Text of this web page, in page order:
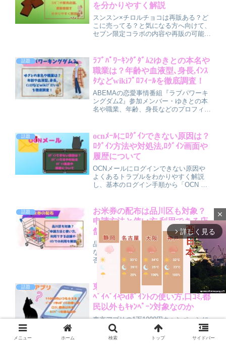
を分かりやすく解説
スンスン×チロルチョコは再販ある？ど
こに売ってる？と気になる方へ向けて、
セブン限定コラボの内容や再販の可能
れ時の探し方のコツや在庫チェック方法
もまとめています。
話題
ﾗﾌﾞﾊﾟﾜｰｷﾝｸﾞﾀﾞﾑ2ゆきとの本名や
職業は？年齢や血液型､身長,ｲﾝｽ
ﾀなどwikiﾌﾟﾛﾌｨｰﾙを徹底調査！
ABEMAの恋愛事情番組『ラブパワーキ
ングダム2』参加メンバー・ゆきとの本
名や職業、年齢、身長などのプロフィー
や番組情報からわかる範囲でわかりやす
くまとめています。
話題
ocnﾒｰﾙにﾛｸﾞｲﾝできない原因は？
ﾛｸﾞｲﾝ方法や対処法,ﾛｸﾞｲﾝ画面や
履歴について
OCNメールにログインできない原因や
よくあるトラブルをわかりやすく解説
し、基本のログイン手順から「OCN ロ
履歴の確認手順まで丁寧に紹介していま
す。
話題
お米券の配布は品川区も対象？
申請方法と使い方,利用できる店
舗やｲｵﾝでの利用も解説
品川区でお米券は配布されるの？と気に
なる方へ、最新の支給状況や申請の要
否、使える店舗、イオンでの利用方法ま
で分かりやすく解説します。品川区は全
住民向けのお米券配布は行っていません
が、子育て家庭へのお米支援や独自の生
活支援が充実。全国共通おこめ券の使い
方や節約につながる活用術もまとめてい
ます。
話題
東京ｱﾌﾟﾘ11000円いつもらえる？
ﾍﾟｲﾍﾟｲやdﾎﾟｲﾝﾄの使い方,口ｺﾐ,都
民以外もｷｬﾝﾍﾟｰﾝ対象なのか
東京アプリの1万1000円キャンペーンに
ついて、内容やポイント付与の時期、東
京ポイントをdポイントや楽天ペイなど
メニュー ホーム 検索 トップ サイドバー
close
arrow_forward_ios 詳しく見る